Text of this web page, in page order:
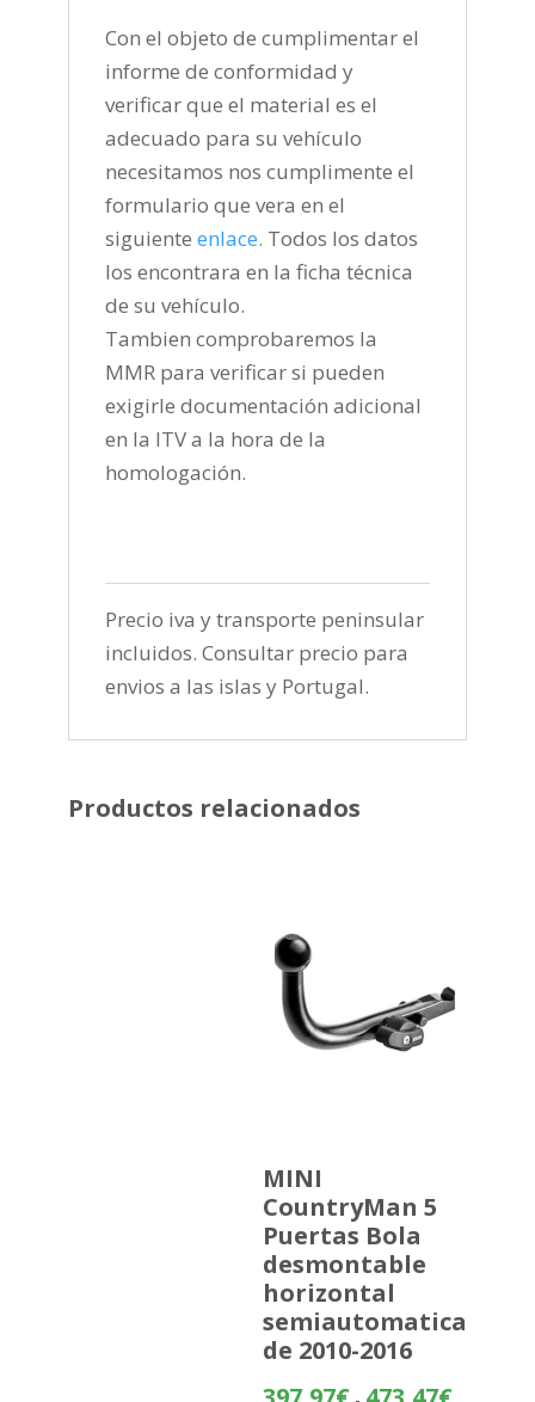
Con el objeto de cumplimentar el
informe de conformidad y
verificar que el material es el
adecuado para su vehículo
necesitamos nos cumplimente el
formulario que vera en el
siguiente enlace. Todos los datos
los encontrara en la ficha técnica
de su vehículo.
Tambien comprobaremos la
MMR para verificar si pueden
exigirle documentación adicional
en la ITV a la hora de la
homologación.
Precio iva y transporte peninsular
incluidos. Consultar precio para
envios a las islas y Portugal.
Productos relacionados
MINI
CountryMan 5
Puertas Bola
desmontable
horizontal
semiautomatica
de 2010-2016
Rango